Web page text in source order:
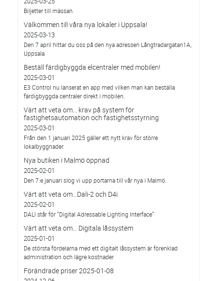
Biljetter till mässan.
Välkommen till våra nya lokaler i Uppsala!
2025-03-13
Den 7 april hittar du oss på den nya adressen Långtradargatan1A,
Uppsala
Beställ färdigbyggda elcentraler med mobilen!
2025-03-01
E3 Control nu lanserat en app med vilken man kan beställa
färdigbyggda centraler direkt i mobilen.
Värt att veta om... krav på system för
fastighetsautomation och fastighetsstyrning
2025-03-01
Från den 1 januari 2025 gäller ett nytt krav för större
lokalbyggnader.
Nya butiken i Malmö öppnad
2025-02-01
Den 7:e januari slog vi upp portarna till vår nya i Malmö.
Värt att veta om…Dali-2 och D4i
2025-02-01
DALI står för ”Digital Adressable Lighting Interface”
Värt att veta om… Digitala låssystem
2025-01-01
De största fördelarna med ett digitalt låssystem är förenklad
administration och lägre kostnader
Förändrade priser 2025-01-08